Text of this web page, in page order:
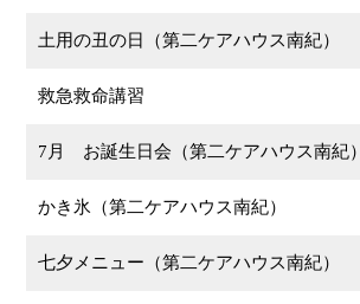
土用の丑の日（第二ケアハウス南紀）
救急救命講習
7月 お誕生日会（第二ケアハウス南紀）
かき氷（第二ケアハウス南紀）
七夕メニュー（第二ケアハウス南紀）